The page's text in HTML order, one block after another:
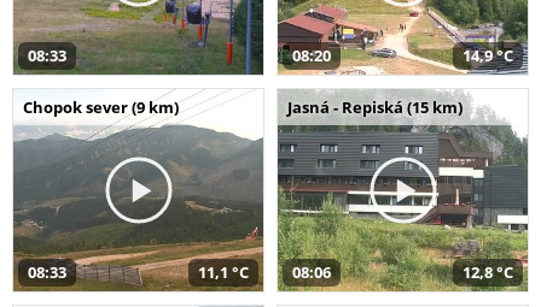
08:33 08:20 14,9 °C
Chopok sever (9 km)
08:33 11,1 °C
Jasná - Repiská (15 km)
08:06 12,8 °C